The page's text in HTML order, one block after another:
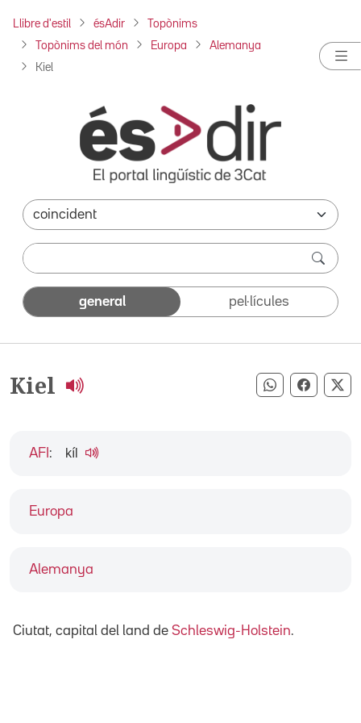
Llibre d'estil ésAdir Topònims
Topònims del món Europa Alemanya
Kiel
general pel·lícules
Kiel Compartir
Europa
Alemanya
AFI : kíl
Ciutat, capital del land de Schleswig-Holstein.